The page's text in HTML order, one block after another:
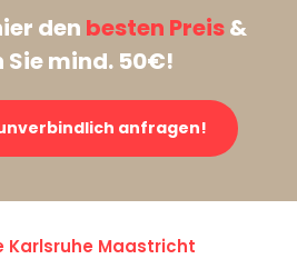
den besten Preis&
Sie mind. 50€!
anfragen!
Karlsruhe Maastricht